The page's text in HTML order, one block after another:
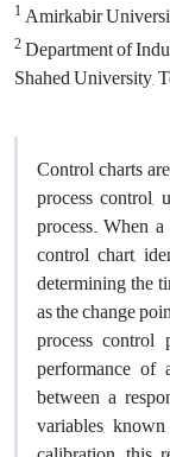
1Amirkabir
2Department of
Shahed University,
Control charts
process
process. When
control chart,
determining the
as the change
process
performance of
between a
variables,